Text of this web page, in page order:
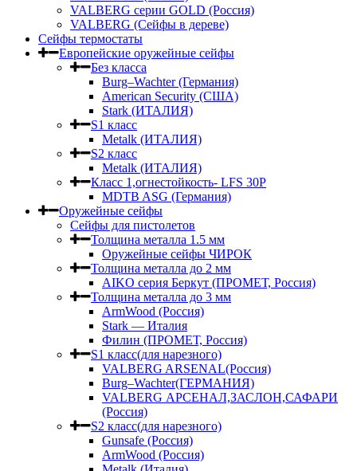
VALBERG серии GOLD (Россия)
VALBERG (Сейфы в дереве)
Сейфы термостаты
Европейские оружейные сейфы
Без класса
Burg–Wachter (Германия)
American Security (США)
Stark (ИТАЛИЯ)
S1 класс
Metalk (ИТАЛИЯ)
S2 класс
Metalk (ИТАЛИЯ)
Класс 1,огнестойкость- LFS 30P
MDTB ASG (Германия)
Оружейные сейфы
Сейфы для пистолетов
Толщина металла 1.5 мм
Оружейные сейфы ЧИРОК
Толщина металла до 2 мм
AIKO серия Беркут (ПРОМЕТ, Россия)
Толщина металла до 3 мм
ArmWood (Россия)
Stark — Италия
Филин (ПРОМЕТ, Россия)
S1 класс(для нарезного)
VALBERG ARSENAL(Россия)
Burg–Wachter(ГЕРМАНИЯ)
VALBERG АРСЕНАЛ,ЗАСЛОН,САФАРИ
(Россия)
S2 класс(для нарезного)
Gunsafe (Россия)
ArmWood (Россия)